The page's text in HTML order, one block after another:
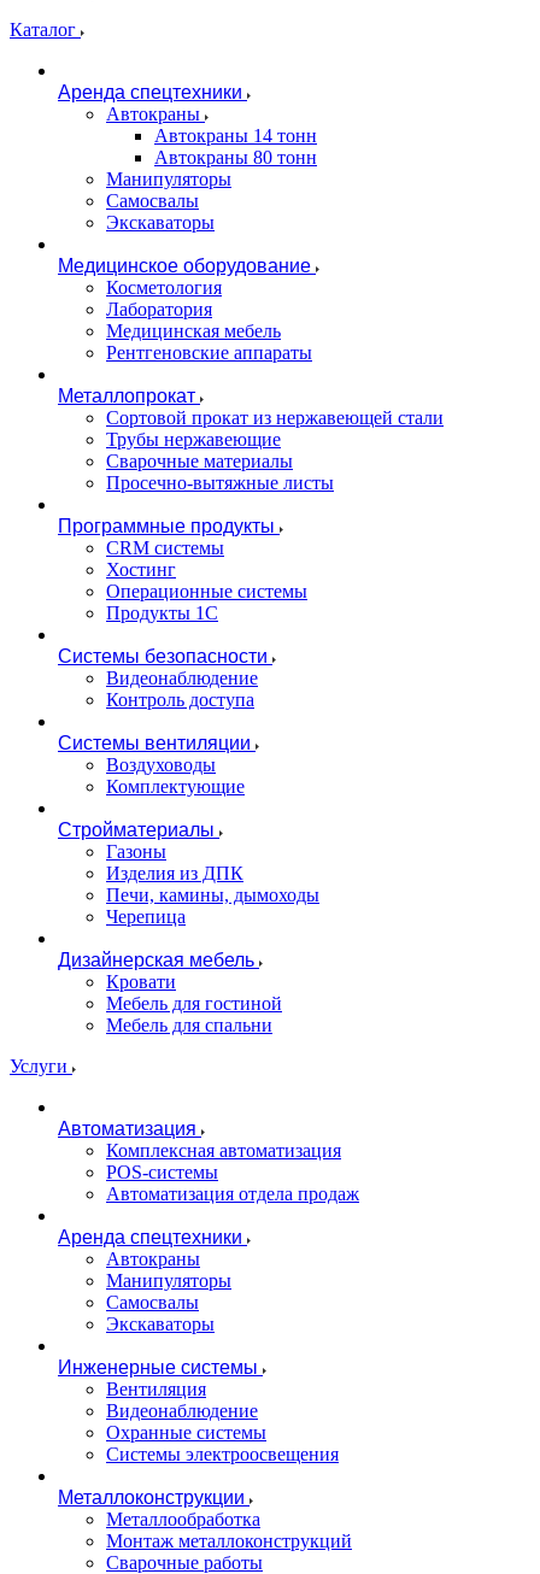
Каталог
Аренда спецтехники
Автокраны
Автокраны 14 тонн
Автокраны 80 тонн
Манипуляторы
Самосвалы
Экскаваторы
Медицинское оборудование
Косметология
Лаборатория
Медицинская мебель
Рентгеновские аппараты
Металлопрокат
Сортовой прокат из нержавеющей стали
Трубы нержавеющие
Сварочные материалы
Просечно-вытяжные листы
Программные продукты
CRM системы
Хостинг
Операционные системы
Продукты 1С
Системы безопасности
Видеонаблюдение
Контроль доступа
Системы вентиляции
Воздуховоды
Комплектующие
Стройматериалы
Газоны
Изделия из ДПК
Печи, камины, дымоходы
Черепица
Дизайнерская мебель
Кровати
Мебель для гостиной
Мебель для спальни
Услуги
Автоматизация
Комплексная автоматизация
POS-системы
Автоматизация отдела продаж
Аренда спецтехники
Автокраны
Манипуляторы
Самосвалы
Экскаваторы
Инженерные системы
Вентиляция
Видеонаблюдение
Охранные системы
Системы электроосвещения
Металлоконструкции
Металлообработка
Монтаж металлоконструкций
Сварочные работы